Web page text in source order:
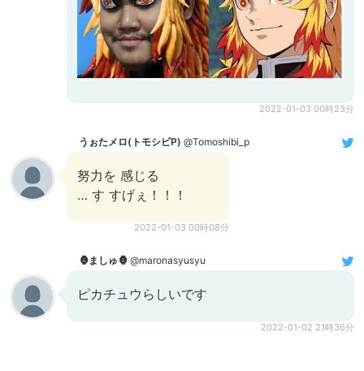
2022-01-03 00時23分
うぉたメロ(トモシビP) @Tomoshibi_p
努力を 感じる
… す すげぇ！！！
2022-01-03 00時08分
🦍ましゅ🦍 @maronasyusyu
ピカチュウらしいです
2022-01-02 21時36分